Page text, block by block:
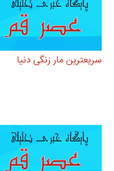
سریعترین مار زنگی دنیا